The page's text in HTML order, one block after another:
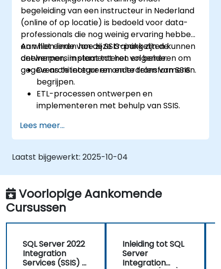
begeleiding van een instructeur in Nederland
(online of op locatie) is bedoeld voor data-
professionals die nog weinig ervaring hebben
en willen leren hoe zij SSIS-pakketten kunnen
ontwerpen, implementeren en beheren om
gegevens te integreren en te transformeren.
Aan het einde van deze training zijn de
deelnemers in staat tot het volgende:
De architectuur en onderdelen van SSIS
begrijpen.
ETL-processen ontwerpen en
implementeren met behulp van SSIS.
gegevensintegratie te ontwikkelen,
implementeren en beheren.
SSIS-pakketten probleemloos
optimaliseren voor betere prestaties en
betrouwbaarheid.
Lees meer...
Laatst bijgewerkt: 2025-10-04
Voorlopige Aankomende
Cursussen
SQL Server 2022
Integration
Services (SSIS) –
Inleiding tot SQL
Server
Integration